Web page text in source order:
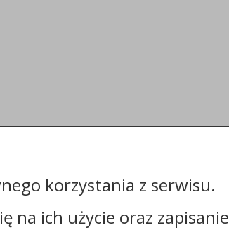
korzystania z serwisu.
na ich użycie oraz zapisanie